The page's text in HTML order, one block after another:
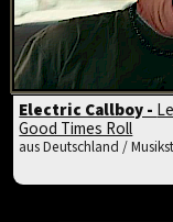
Electric Callboy -
Good Times Roll
aus Deutschland /